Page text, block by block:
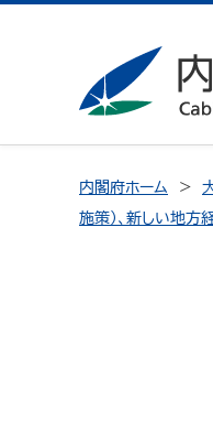
内閣府ホーム
施策）、新しい地方